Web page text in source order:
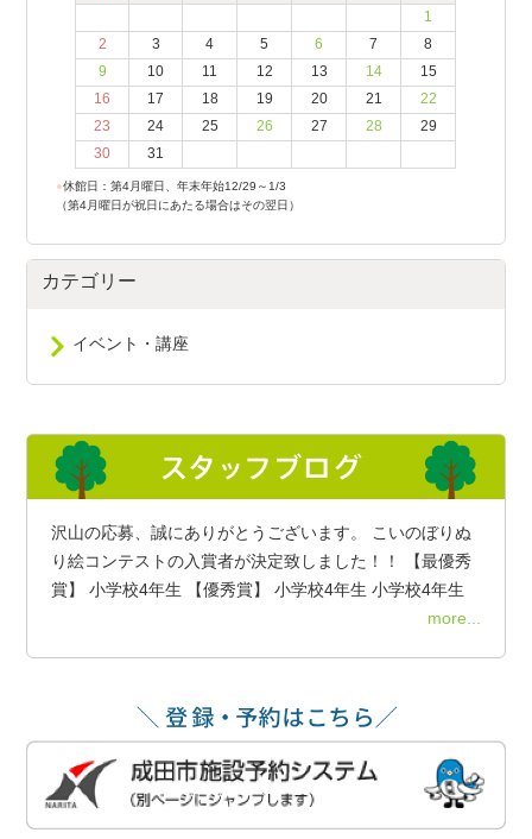
1
2
3 4 5 6 7
8
9
10 11 12 13 14
15
16
17 18 19 20 21
22
23
24 25 26 27 28
29
30
31
●休館日：第4月曜日、年末年始12/29～1/3
（第4月曜日が祝日にあたる場合はその翌日）
カテゴリー
イベント・講座
沢山の応募、誠にありがとうございます。 こいのぼりぬ
り絵コンテストの入賞者が決定致しました！！ 【最優秀
賞】 小学校4年生 【優秀賞】 小学校4年生 小学校4年生
more...